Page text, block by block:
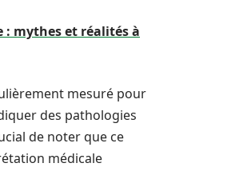
: mythes et réalités à
mesuré pour
des pathologies
de noter que ce
médicale